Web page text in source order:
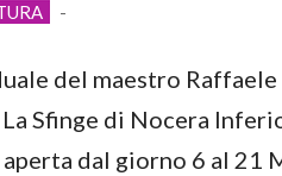
-
del maestro
Sfinge di Nocera
aperta dal giorno 6 al 21